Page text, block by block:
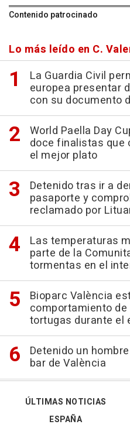
Contenido patrocinado
Lo más leído en C.
La Guardia Civil
europea presentar
con su documento
World Paella Day
doce finalistas que
el mejor plato
Detenido tras ir a
pasaporte y
reclamado por
Las temperaturas
parte de la
tormentas en el
Bioparc València
comportamiento
tortugas durante el
Detenido un
bar de València
ÚLTIMAS NOTICIAS
ESPAÑA